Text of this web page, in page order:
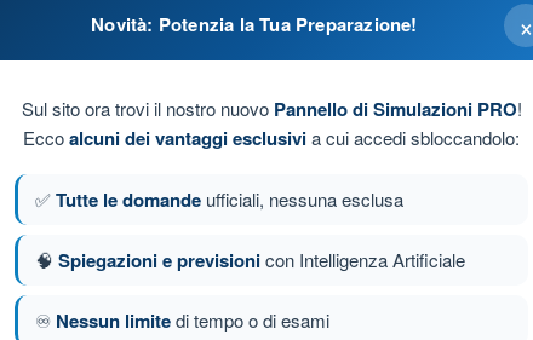
sul titolo della miscela in funzione della densità
titolo della miscela in funzione del numero dei giri
solamente il personale addetto alla manutenzione
in modo automatico
×
Novità: Potenzia la Tua Preparazione!
Sul sito ora trovi il nostro nuovo Pannello di Simulazioni PRO!
Eccoalcuni dei vantaggi esclusivia cui accedi sbloccandolo:
✅Tutte le domande ufficiali, nessuna esclusa
🧠 Spiegazioni e previsionicon Intelligenza Artificiale
♾️ Nessun limitedi tempo o di esami